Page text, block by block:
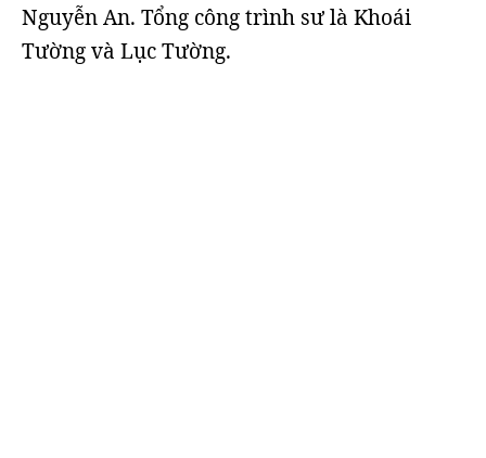
Nguyễn An. Tổng công trình sư là Khoái
Tường và Lục Tường.